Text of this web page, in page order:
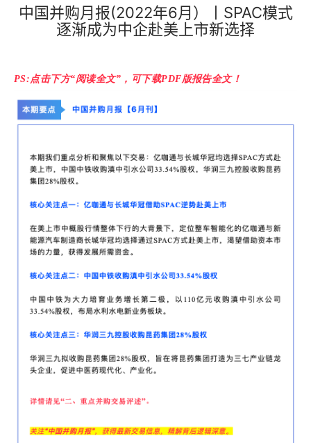
中国并购月报(2022年6月）丨SPAC模式
逐渐成为中企赴美上市新选择
PS:点击下方“阅读全文”，可下载PDF版报告全文！